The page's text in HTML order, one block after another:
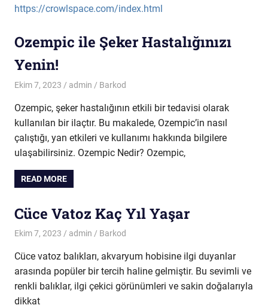
https://crowlspace.com/index.html
Ozempic ile Şeker Hastalığınızı
Yenin!
Ekim 7, 2023 admin Barkod
Ozempic, şeker hastalığının etkili bir tedavisi olarak
kullanılan bir ilaçtır. Bu makalede, Ozempic’in nasıl
çalıştığı, yan etkileri ve kullanımı hakkında bilgilere
ulaşabilirsiniz. Ozempic Nedir? Ozempic,
READ MORE
Cüce Vatoz Kaç Yıl Yaşar
Ekim 7, 2023 admin Barkod
Cüce vatoz balıkları, akvaryum hobisine ilgi duyanlar
arasında popüler bir tercih haline gelmiştir. Bu sevimli ve
renkli balıklar, ilgi çekici görünümleri ve sakin doğalarıyla
dikkat